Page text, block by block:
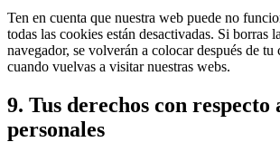
Ten en cuenta que nuestra web puede no
todas las cookies están desactivadas. Si borras
navegador, se volverán a colocar después de tu
cuando vuelvas a visitar nuestras webs.
9. Tus derechos con respecto
personales